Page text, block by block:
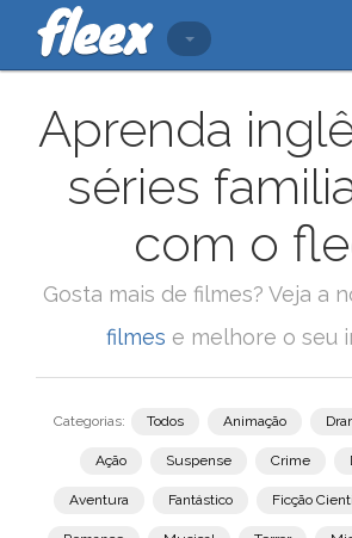
Aprenda
séries
com o
Gosta mais de filmes? Veja a
filmes e melhore o seu
Categorias: Todos Animação
Ação Suspense Crime
Aventura Fantástico Ficção